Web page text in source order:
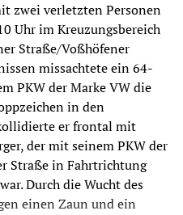
zwei verletzten Personen
Uhr im Kreuzungsbereich
Straße/Voßhöfener
missachtete ein 64-
PKW der Marke VW die
in den
er frontal mit
der mit seinem PKW der
Straße in Fahrtrichtung
Durch die Wucht des
einen Zaun und ein